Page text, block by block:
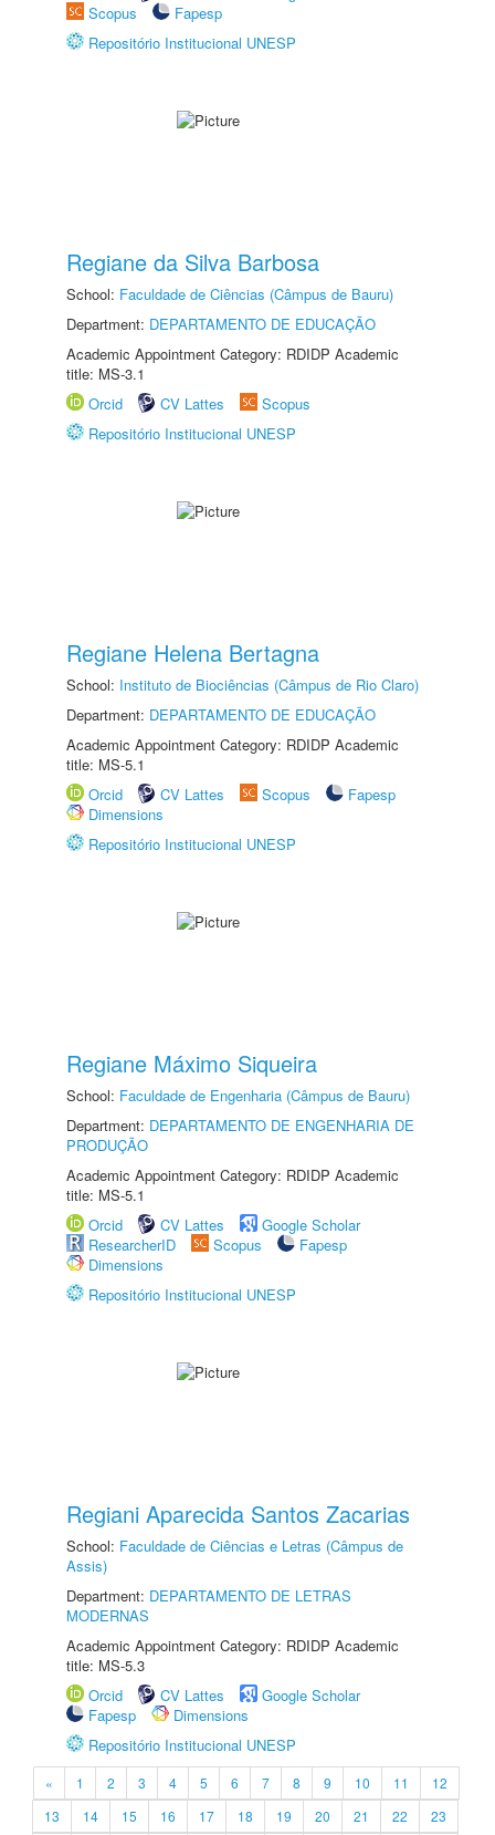
Scopus
Fapesp
Repositório Institucional UNESP
Regiane da Silva Barbosa
School: Faculdade de Ciências (Câmpus de Bauru)
Department: DEPARTAMENTO DE EDUCAÇÃO
Academic Appointment Category: RDIDP Academic
title: MS-3.1
Orcid
CV Lattes
Scopus
Repositório Institucional UNESP
Regiane Helena Bertagna
School: Instituto de Biociências (Câmpus de Rio Claro)
Department: DEPARTAMENTO DE EDUCAÇÃO
Academic Appointment Category: RDIDP Academic
title: MS-5.1
Orcid
CV Lattes Scopus
Fapesp
Dimensions
Repositório Institucional UNESP
Regiane Máximo Siqueira
School: Faculdade de Engenharia (Câmpus de Bauru)
Department: DEPARTAMENTO DE ENGENHARIA DE
PRODUÇÃO
Academic Appointment Category: RDIDP Academic
title: MS-5.1
Orcid
CV Lattes
Google Scholar
ResearcherID
Scopus
Fapesp
Dimensions
Repositório Institucional UNESP
Regiani Aparecida Santos Zacarias
School: Faculdade de Ciências e Letras (Câmpus de
Assis)
Department: DEPARTAMENTO DE LETRAS
MODERNAS
Academic Appointment Category: RDIDP Academic
title: MS-5.3
Orcid
CV Lattes
Google Scholar
Fapesp
Dimensions
Repositório Institucional UNESP
« 1 2 3 4 5 6 7 8 9 10 11
12
13
14 15 16 17 18 19 20 21 22
23